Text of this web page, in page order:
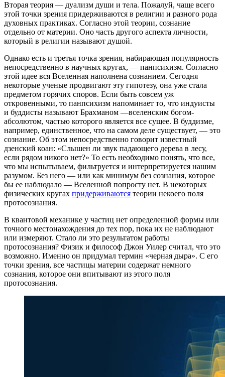
Вторая теория — дуализм души и тела. Пожалуй, чаще всего
этой точки зрения придерживаются в религии и разного рода
духовных практиках. Согласно этой теории, сознание
отдельно от материи. Оно часть другого аспекта личности,
который в религии называют душой.
Однако есть и третья точка зрения, набирающая популярность
непосредственно в научных кругах, — панпсихизм. Согласно
этой идее вся Вселенная наполнена сознанием. Сегодня
некоторые ученые продвигают эту гипотезу, она уже стала
предметом горячих споров. Если быть совсем уж
откровенными, то панпсихизм напоминает то, что индуисты
и буддисты называют Брахманом —вселенским богом-
абсолютом, частью которого является все сущее. В буддизме,
например, единственное, что на самом деле существует, — это
сознание. Об этом непосредственно говорит известный
дзенский коан: «Слышен ли звук падающего дерева в лесу,
если рядом никого нет?» То есть необходимо понять, что все,
что мы испытываем, фильтруется и интерпретируется нашим
разумом. Без него — или как минимум без сознания, которое
бы ее наблюдало — Вселенной попросту нет. В некоторых
физических кругах придерживаются теории некоего поля
протосознания.
В квантовой механике у частиц нет определенной формы или
точного местонахождения до тех пор, пока их не наблюдают
или измеряют. Стало ли это результатом работы
протосознания? Физик и философ Джон Уилер считал, что это
возможно. Именно он придумал термин «черная дыра». С его
точки зрения, все частицы материи содержат немного
сознания, которое они впитывают из этого поля
протосознания.